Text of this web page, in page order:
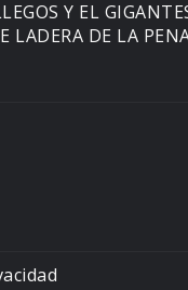
Y EL
LADERA DE LA